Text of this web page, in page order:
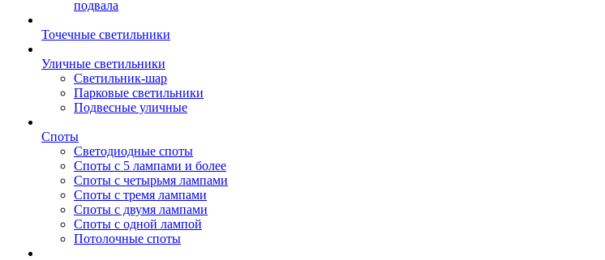
подвала
Точечные светильники
Уличные светильники
Светильник-шар
Парковые светильники
Подвесные уличные
Споты
Светодиодные споты
Споты с 5 лампами и более
Споты с четырьмя лампами
Споты с тремя лампами
Споты с двумя лампами
Споты с одной лампой
Потолочные споты